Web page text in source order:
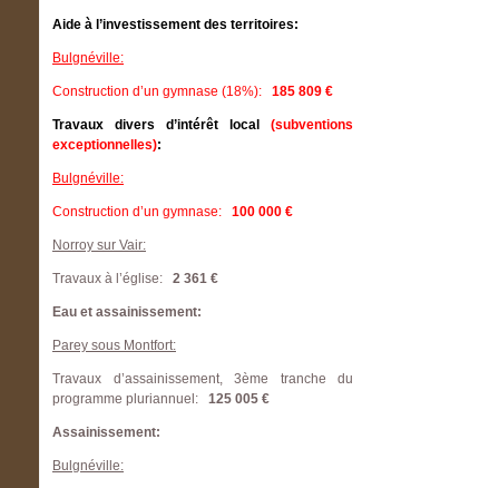
Aide à l’investissement des territoires:
Bulgnéville:
Construction d’un gymnase (18%): 185 809 €
Travaux divers d’intérêt local (subventions
exceptionnelles):
Bulgnéville:
Construction d’un gymnase: 100 000 €
Norroy sur Vair:
Travaux à l’église: 2 361 €
Eau et assainissement:
Parey sous Montfort:
Travaux d’assainissement, 3ème tranche du
programme pluriannuel: 125 005 €
Assainissement:
Bulgnéville: